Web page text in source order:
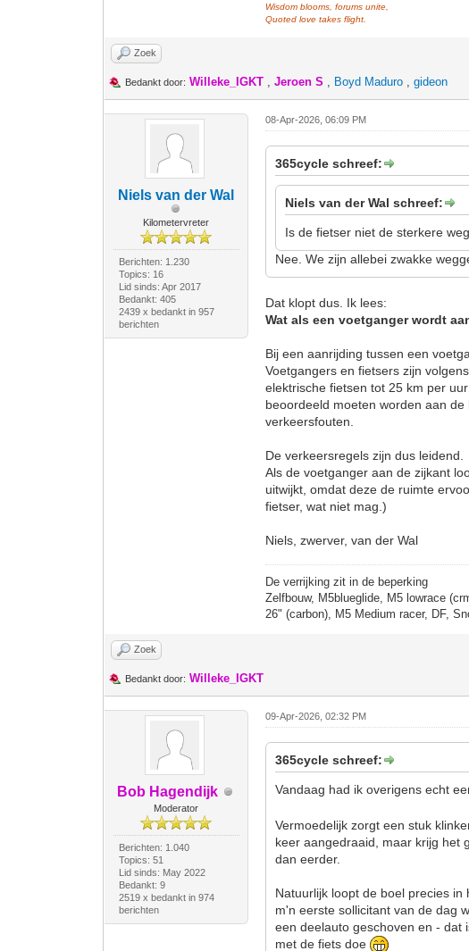
Wisdom blooms, forums unite,
Quoted love takes flight.
Zoek
Bedankt door: Willeke_IGKT ,Jeroen S , Boyd Maduro ,gideon
Niels van der Wal
Kilometervreter
Berichten: 1.230
Topics: 16
Lid sinds: Apr 2017
Bedankt: 405
2439 x bedankt in 957
berichten
08-Apr-2026, 06:09 PM
365cycle schreef:
Niels van der Wal schreef:
Is de fietser niet de sterkere
Nee. We zijn allebei zwakke
Dat klopt dus. Ik lees:
Wat als een voetganger wordt
Bij een aanrijding tussen een
Voetgangers en fietsers zijn
elektrische fietsen tot 25 km per
beoordeeld moeten worden aan
verkeersfouten.
De verkeersregels zijn dus leidend.
Als de voetganger aan de zijkant
uitwijkt, omdat deze de ruimte
fietser, wat niet mag.)
Niels, zwerver, van der Wal
De verrijking zit in de beperking
Zelfbouw, M5blueglide, M5 lowrace
26" (carbon), M5 Medium racer, DF,
Zoek
Bedankt door: Willeke_IGKT
Bob Hagendijk
Moderator
Berichten: 1.040
Topics: 51
Lid sinds: May 2022
Bedankt: 9
2519 x bedankt in 974
berichten
09-Apr-2026, 02:32 PM
365cycle schreef:
Vandaag had ik overigens echt
Vermoedelijk zorgt een stuk
keer aangedraaid, maar krijg het
dan eerder.
Natuurlijk loopt de boel precies
m'n eerste sollicitant van de dag
een deelauto geschoven en - dat
met de fiets doe